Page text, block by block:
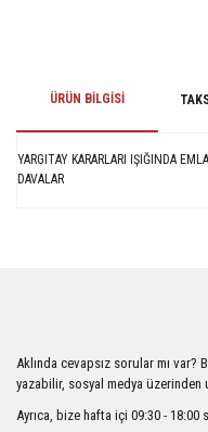
ÜRÜN BILGISI
YARGITAY KARARLARI IŞIĞINDA
DAVALAR
Ürün açıklamasında eksik
Ürün bilgilerinde hatalar
Aklında cevapsız sorular mı
yazabilir, sosyal medya
Ayrıca, bize hafta içi 09:30 -